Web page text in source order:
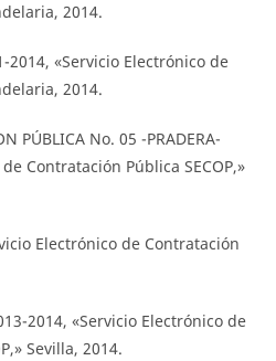
2014.
2014, «Servicio Electrónico de
2014.
PÚBLICA No. 05 -PRADERA-
Contratación Pública SECOP,»
Electrónico de Contratación
2014, «Servicio Electrónico de
Sevilla, 2014.